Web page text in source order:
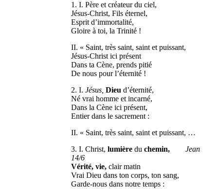
1. I. Père et créateur du ciel,
Jésus-Christ, Fils éternel,
Esprit d’immortalité,
Gloire à toi, la Trinité !
II. « Saint, très saint, saint et puissant,
Jésus-Christ ici présent
Dans ta Cène, prends pitié
De nous pour l’éternité !
2. I.Jésus, Dieu d’éternité,
Né vrai homme et incarné,
Dans la Cène ici présent,
Entier dans le sacrement :
II. « Saint, très saint, saint et puissant, …
3. I. Christ, lumière duchemin,
Jean
14/6
Vérité, vie, clair matin
Vrai Dieu dans ton corps, ton sang,
Garde-nous dans notre temps :